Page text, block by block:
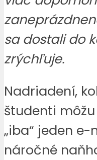
sa dostali do
zrýchľuje.
Nadriadení,
študenti
„iba“ jeden
náročné